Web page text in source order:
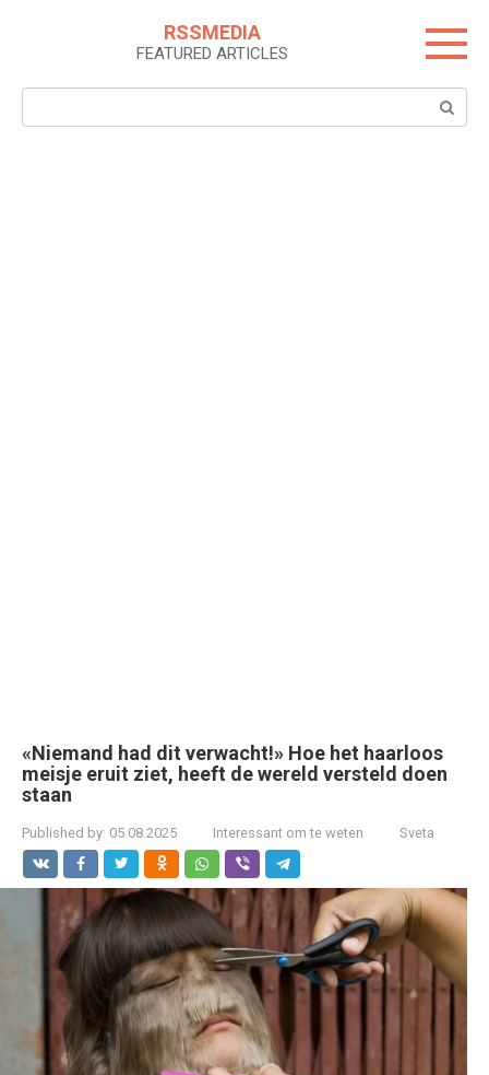
RSSMEDIA
FEATURED ARTICLES
Search:
«Niemand had dit verwacht!» Hoe het haarloos
meisje eruit ziet, heeft de wereld versteld doen
staan
Published by: 05.08.2025 Interessant om te weten Sveta